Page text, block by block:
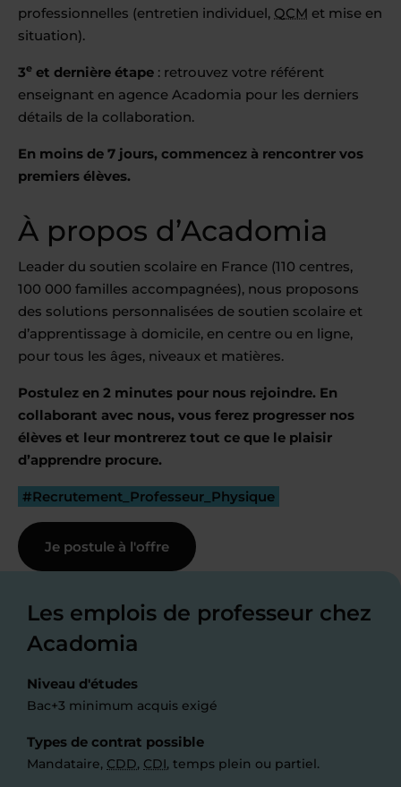
professionnelles (entretien individuel, QCM et mise en
situation).
3e et dernière étape : retrouvez votre référent
enseignant en agence Acadomia pour les derniers
détails de la collaboration.
En moins de 7 jours, commencez à rencontrer vos
premiers élèves.
À propos d’Acadomia
Leader du soutien scolaire en France (110 centres,
100 000 familles accompagnées), nous proposons
des solutions personnalisées de soutien scolaire et
d’apprentissage à domicile, en centre ou en ligne,
pour tous les âges, niveaux et matières.
Postulez en 2 minutes pour nous rejoindre. En
collaborant avec nous, vous ferez progresser nos
élèves et leur montrerez tout ce que le plaisir
d’apprendre procure.
#Recrutement_Professeur_Physique
Je postule à l'offre
Les emplois de professeur chez
Acadomia
Niveau d'études
Bac+3 minimum acquis exigé
Types de contrat possible
Mandataire, CDD, CDI, temps plein ou partiel.